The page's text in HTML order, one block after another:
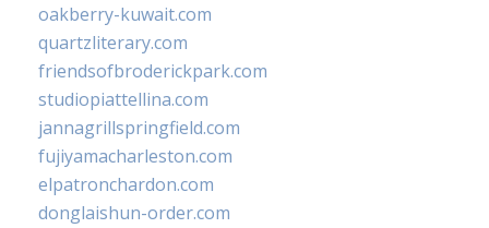
oakberry-kuwait.com
quartzliterary.com
friendsofbroderickpark.com
studiopiattellina.com
jannagrillspringfield.com
fujiyamacharleston.com
elpatronchardon.com
donglaishun-order.com